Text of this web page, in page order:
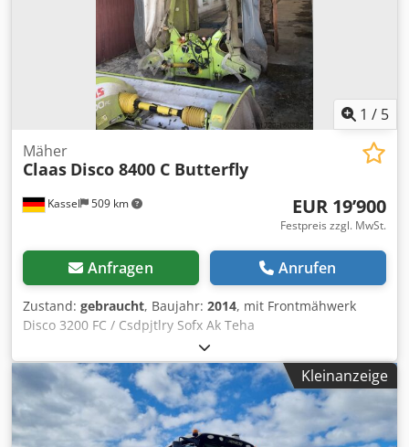
1 / 5
Kassel 509 km
Mäher
Claas Disco 8400 C Butterfly
EUR 19’900
Festpreis zzgl. MwSt.
Anfragen Anrufen
Zustand: gebraucht, Baujahr: 2014, mit Frontmähwerk
Disco 3200 FC / Csdpjtlry Sofx Ak Teha
Kleinanzeige